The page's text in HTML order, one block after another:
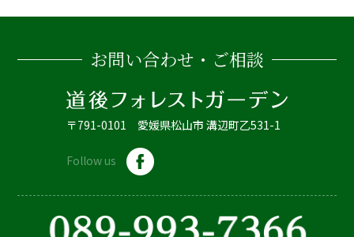
お問い合わせ・ご相談
〒791-0101 愛媛県松山市 溝辺町乙531-1
Follow us